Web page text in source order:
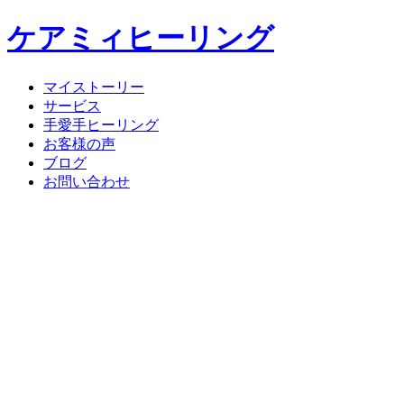
ケアミィヒーリング
マイストーリー
サービス
手愛手ヒーリング
お客様の声
ブログ
お問い合わせ